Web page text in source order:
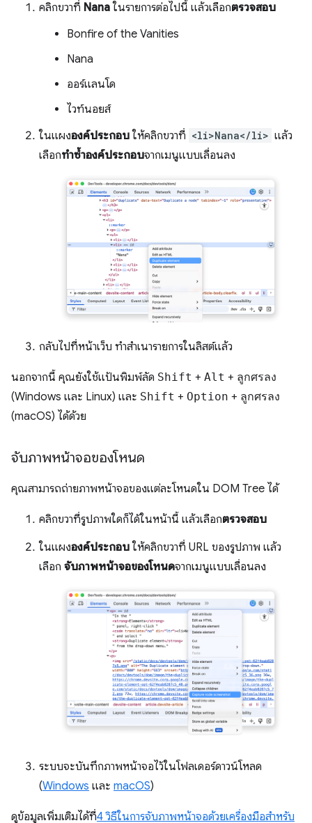
คลิกขวาที่ Nana ในรายการต่อไปนี้ แล้วเลือกตรวจสอบ
Bonfire of the Vanities
Nana
ออร์แลนโด
ไวท์นอยส์
ในแผงองค์ประกอบ ให้คลิกขวาที่ <li>Nana</li> แล้ว
เลือกทำซ้ำองค์ประกอบจากเมนูแบบเลื่อนลง
กลับไปที่หน้าเว็บ ทำสำเนารายการในลิสต์แล้ว
นอกจากนี้ คุณยังใช้แป้นพิมพ์ลัด Shift + Alt + ลูกศรลง
(Windows และ Linux) และ Shift + Option + ลูกศรลง
(macOS) ได้ด้วย
จับภาพหน้าจอของโหนด
คุณสามารถถ่ายภาพหน้าจอของแต่ละโหนดใน DOM Tree ได้
คลิกขวาที่รูปภาพใดก็ได้ในหน้านี้ แล้วเลือกตรวจสอบ
ในแผงองค์ประกอบ ให้คลิกขวาที่ URL ของรูปภาพ แล้ว
เลือก จับภาพหน้าจอของโหนดจากเมนูแบบเลื่อนลง
ระบบจะบันทึกภาพหน้าจอไว้ในโฟลเดอร์ดาวน์โหลด
(Windows และ macOS)
ดูข้อมูลเพิ่มเติมได้ที่4 วิธีในการจับภาพหน้าจอด้วยเครื่องมือสำหรับ